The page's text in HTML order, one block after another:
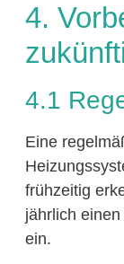
4.
4.1
Eine
frühzeitig
jährlich
ein.